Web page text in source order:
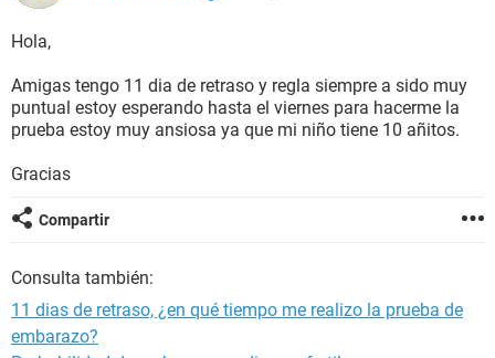
SEXUALIDAD
GLOSARIO
Hola,
Amigas tengo 11 dia de retraso y regla siempre a sido muy
puntual estoy esperando hasta el viernes para hacerme la
prueba estoy muy ansiosa ya que mi niño tiene 10 añitos.
Gracias
Compartir
Consulta también:
11 dias de retraso, ¿en qué tiempo me realizo la prueba de
embarazo?